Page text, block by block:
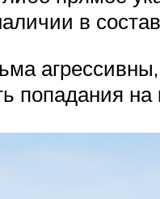
в
попадания